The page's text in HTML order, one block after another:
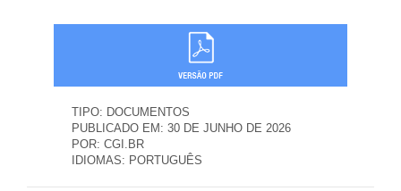
TIPO: DOCUMENTOS
PUBLICADO EM: 30 DE JUNHO DE 2026
POR: CGI.BR
IDIOMAS: PORTUGUÊS